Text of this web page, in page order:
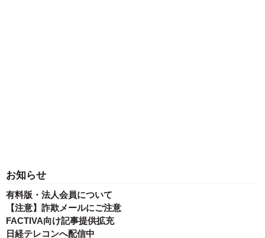
お知らせ
有料版・法人会員について
【注意】詐欺メールにご注意
FACTIVA向け記事提供拡充
日経テレコンへ配信中